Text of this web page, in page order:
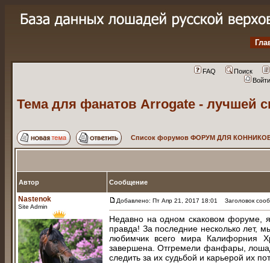
FAQ
Поиск
Тема для фанатов Arrogаte - лучшей
Список форумов ФОРУМ ДЛЯ КОННИКОВ
Автор Сообщение
Nastenok
Site Admin
Добавлено: Пт Апр 21, 2017 18:01 Заголовок
Недавно на одном скаковом форуме,
правда! За последние несколько лет,
любимчик всего мира Калифорния
завершена. Отгремели фанфары,
следить за их судьбой и карьерой их